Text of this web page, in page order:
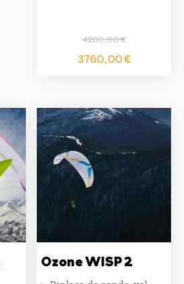
4280,00€
Le
4280,00 €.
3760,00€Le
Ozone WISP 2